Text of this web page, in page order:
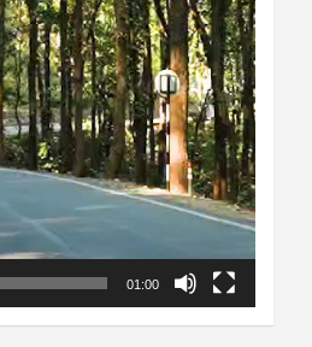
01:00